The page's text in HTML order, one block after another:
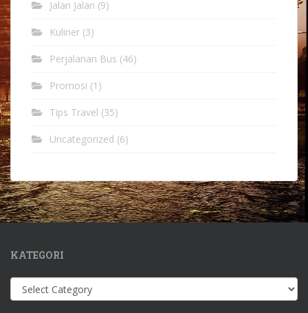
Jalan Jalan (9)
Kuliner (3)
Perjalanan Bus (46)
Promosi (1)
Tips Travel (35)
Uncategorized (6)
KATEGORI
Kategori